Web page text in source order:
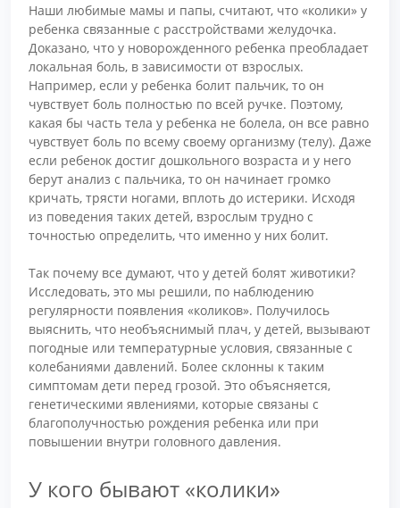
Наши любимые мамы и папы, считают, что «колики» у
ребенка связанные с расстройствами желудочка.
Доказано, что у новорожденного ребенка преобладает
локальная боль, в зависимости от взрослых.
Например, если у ребенка болит пальчик, то он
чувствует боль полностью по всей ручке. Поэтому,
какая бы часть тела у ребенка не болела, он все равно
чувствует боль по всему своему организму (телу). Даже
если ребенок достиг дошкольного возраста и у него
берут анализ с пальчика, то он начинает громко
кричать, трясти ногами, вплоть до истерики. Исходя
из поведения таких детей, взрослым трудно с
точностью определить, что именно у них болит.
Так почему все думают, что у детей болят животики?
Исследовать, это мы решили, по наблюдению
регулярности появления «коликов». Получилось
выяснить, что необъяснимый плач, у детей, вызывают
погодные или температурные условия, связанные с
колебаниями давлений. Более склонны к таким
симптомам дети перед грозой. Это объясняется,
генетическими явлениями, которые связаны с
благополучностью рождения ребенка или при
повышении внутри головного давления.
У кого бывают «колики»